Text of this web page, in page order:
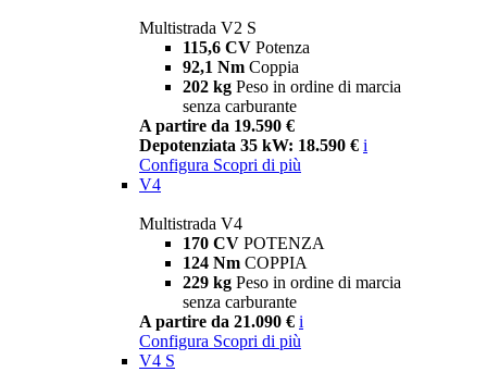
Multistrada V2 S
115,6 CV Potenza
92,1 Nm Coppia
202 kg Peso in ordine di marcia
senza carburante
A partire da 19.590 €
Depotenziata 35 kW: 18.590 € i
Configura Scopri di più
V4
Multistrada V4
170 CV POTENZA
124 Nm COPPIA
229 kg Peso in ordine di marcia
senza carburante
A partire da 21.090 € i
Configura Scopri di più
V4 S